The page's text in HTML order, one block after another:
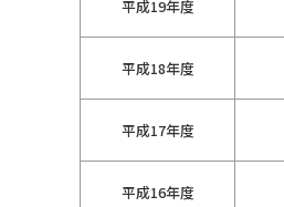
平成19年度
平成18年度
平成17年度
平成16年度